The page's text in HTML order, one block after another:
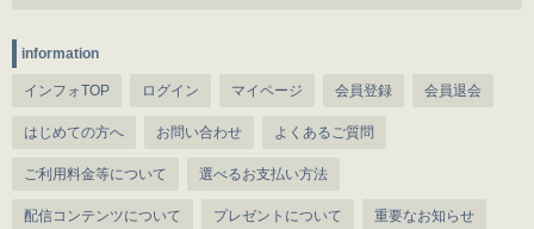
information
インフォTOP ログイン マイページ 会員登録 会員退会
はじめての方へ お問い合わせ よくあるご質問
ご利用料金等について 選べるお支払い方法
配信コンテンツについて プレゼントについて 重要なお知らせ